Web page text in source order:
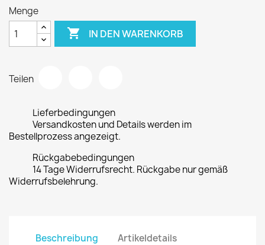
Menge
 IN DEN WARENKORB
Teilen
Lieferbedingungen
Versandkosten und Details werden im
Bestellprozess angezeigt.
Rückgabebedingungen
14 Tage Widerrufsrecht. Rückgabe nur gemäß
Widerrufsbelehrung.
Beschreibung Artikeldetails